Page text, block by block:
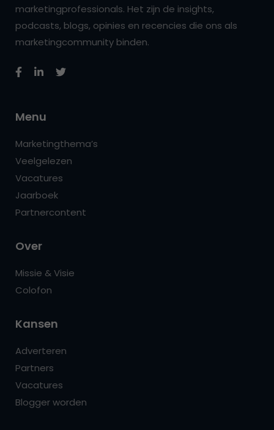
marketingprofessionals. Het zijn de insights,
podcasts, blogs, opinies en recencies die ons als
marketingcommunity binden.
Menu
Marketingthema’s
Veelgelezen
Vacatures
Jaarboek
Partnercontent
Over
Missie & Visie
Colofon
Kansen
Adverteren
Partners
Vacatures
Blogger worden